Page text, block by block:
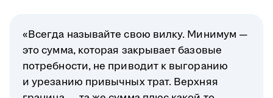
«Всегда называйте свою вилку. Минимум —
это сумма, которая закрывает базовые
потребности, не приводит к выгоранию
и урезанию привычных трат. Верхняя